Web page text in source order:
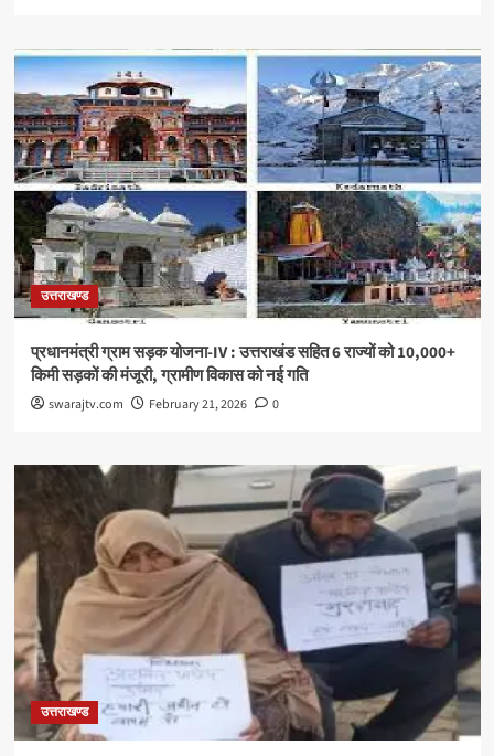
उत्तराखण्ड
प्रधानमंत्री ग्राम सड़क योजना-IV : उत्तराखंड सहित 6 राज्यों को 10,000+
किमी सड़कों की मंजूरी, ग्रामीण विकास को नई गति
swarajtv.com February 21, 2026 0
उत्तराखण्ड